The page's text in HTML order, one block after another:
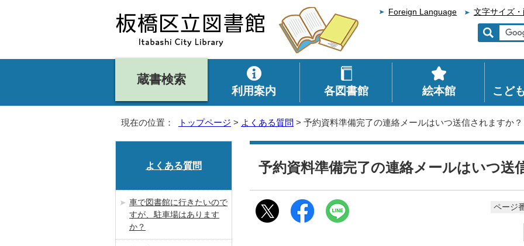
Foreign Language 文字サイズ
蔵書検索
利用案内 各図書館 絵本館 こど
現在の位置： トップページ > よくある質問 > 予約資料準備完了の連絡メールはいつ送信されますか？
予約資料準備完了の連絡メールはいつ送
ページ
よくある質問
車で図書館に行きたいので
すが、駐車場はあります
か？